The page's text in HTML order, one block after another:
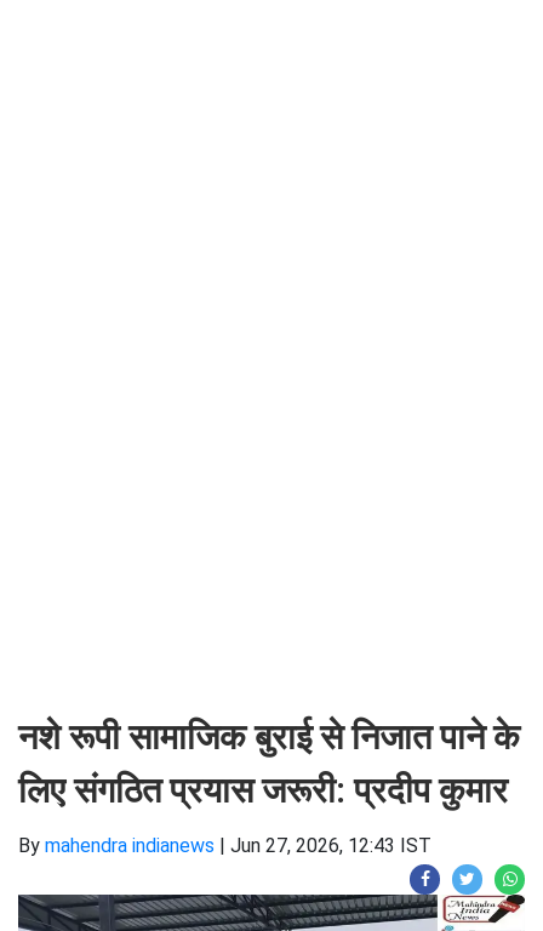
नशे रूपी सामाजिक बुराई से निजात पाने के
लिए संगठित प्रयास जरूरी: प्रदीप कुमार
By mahendra indianews | Jun 27, 2026, 12:43 IST